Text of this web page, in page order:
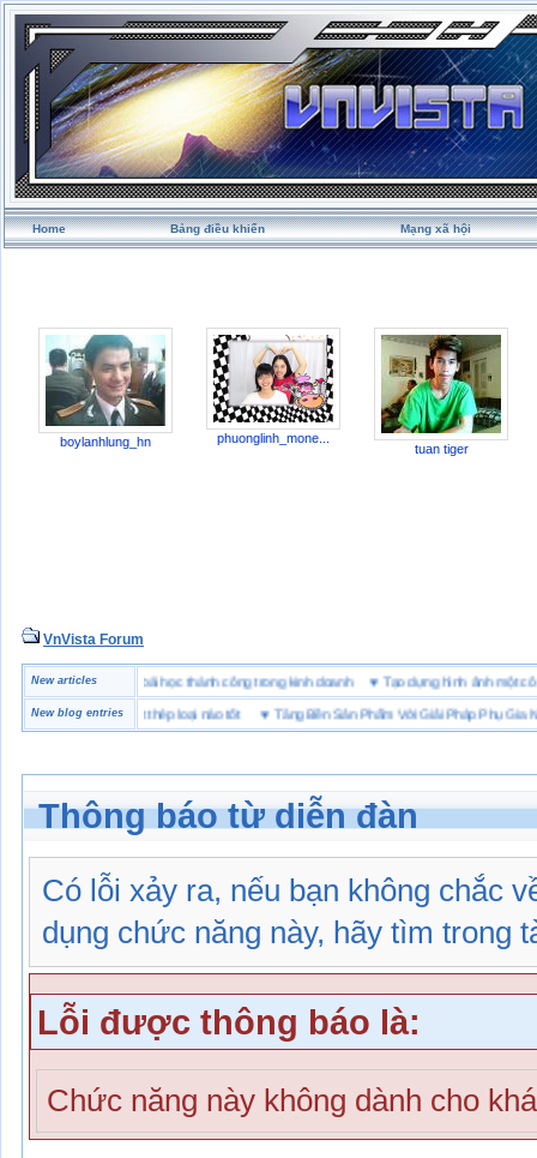
Home Bảng điều khiển Mạng xã hội
boylanhlung_hn phuonglinh_mone...
tuan tiger
VnVista Forum
New articles
biệt” của Microsoft ♥4 bài học thành công trong kinh doanh ♥Tạo dựng hình ảnh
New blog entries
hộ lót Kevlar và lót thép loại nào tốt♥ Tăng Bền Sản Phẩm Với Giải Pháp Phụ Gia Nhựa
Thông báo từ diễn đàn
Có lỗi xảy ra, nếu bạn không chắc
dụng chức năng này, hãy tìm trong
Lỗi được thông báo là:
Chức năng này không dành cho